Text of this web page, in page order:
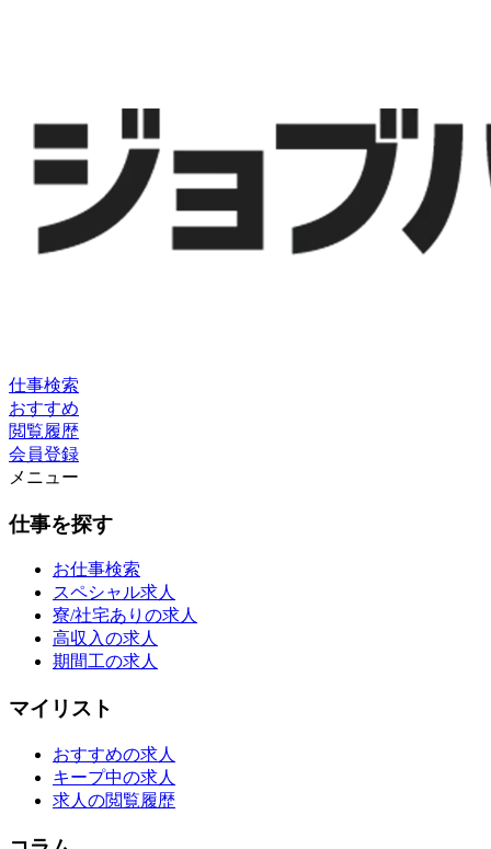
仕事検索
おすすめ
閲覧履歴
会員登録
メニュー
仕事を探す
お仕事検索
スペシャル求人
寮/社宅ありの求人
高収入の求人
期間工の求人
マイリスト
おすすめの求人
キープ中の求人
求人の閲覧履歴